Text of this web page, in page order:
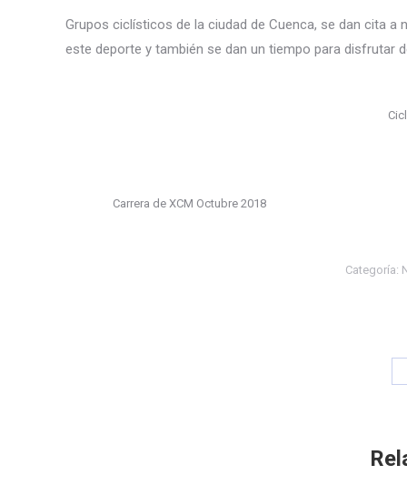
Grupos ciclísticos de la ciudad de Cuenca, se dan cita
este deporte y también se dan un tiempo para disfrutar
Carrera de XCM Octubre 2018
Categoría: